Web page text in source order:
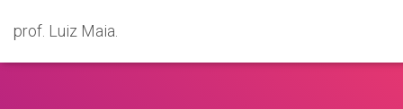
prof. Luiz Maia.